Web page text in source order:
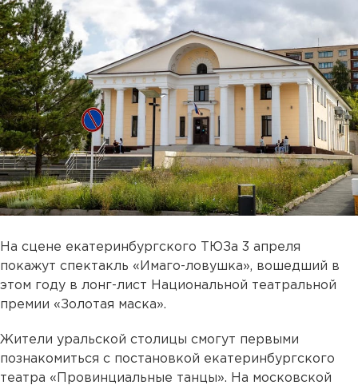
На сцене екатеринбургского ТЮЗа 3 апреля
покажут спектакль «Имаго-ловушка», вошедший в
этом году в лонг-лист Национальной театральной
премии «Золотая маска».
Жители уральской столицы смогут первыми
познакомиться с постановкой екатеринбургского
театра «Провинциальные танцы». На московской